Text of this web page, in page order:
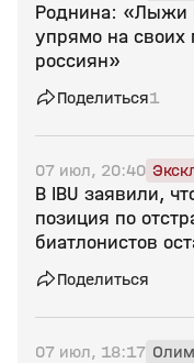
Роднина: «Лыжи
упрямо на своих
россиян»
Поделиться1
07 июл, 20:40
В IBU заявили,
позиция по
биатлонистов
Поделиться
07 июл, 18:17